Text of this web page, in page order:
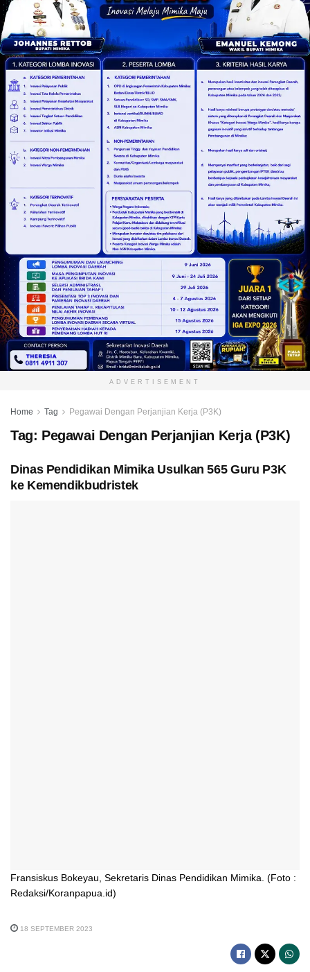
ADVERTISEMENT
Home Tag Pegawai Dengan Perjanjian Kerja (P3K)
Tag: Pegawai Dengan Perjanjian Kerja (P3K)
Dinas Pendidikan Mimika Usulkan 565 Guru P3K
ke Kemendikbudristek
Fransiskus Bokeyau, Sekretaris Dinas Pendidikan Mimika. (Foto :
Redaksi/Koranpapua.id)
18 SEPTEMBER 2023